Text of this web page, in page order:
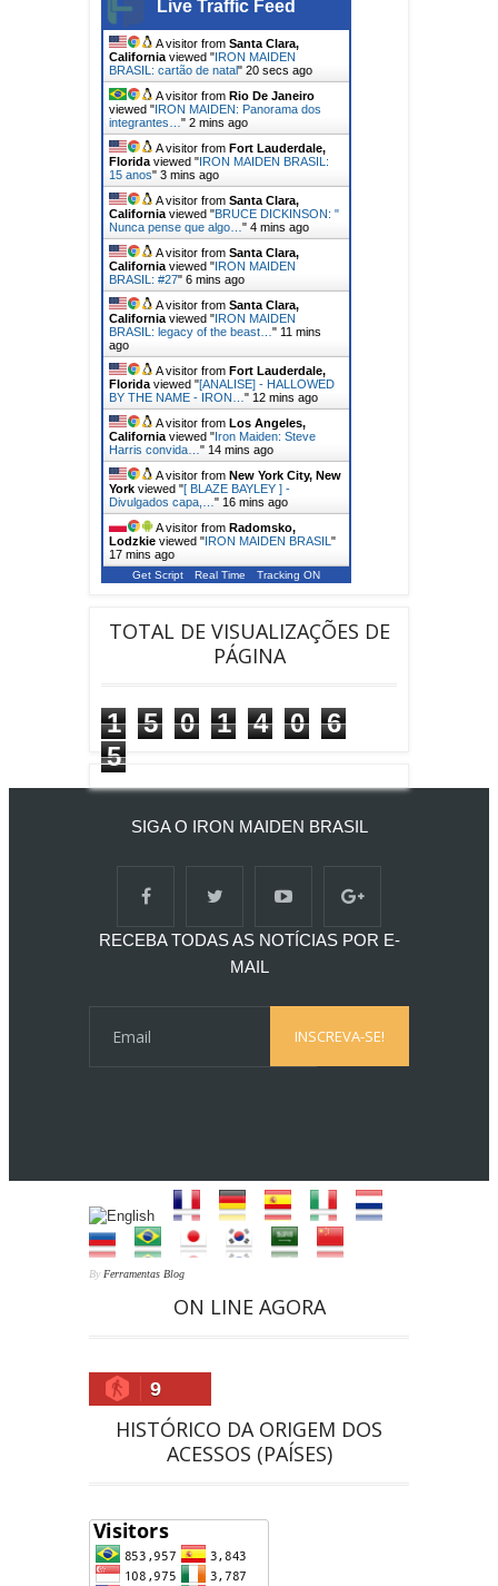
Live Traffic Feed
A visitor from Santa Clara,
California viewed "IRON MAIDEN
BRASIL: cartão de natal" 22 secs ago
A visitor from Rio De Janeiro
viewed "IRON MAIDEN: Panorama dos
integrantes… " 2 mins ago
A visitor from Fort Lauderdale,
Florida viewed "IRON MAIDEN BRASIL:
15 anos" 3 mins ago
A visitor from Santa Clara,
California viewed "BRUCE DICKINSON: "
Nunca pense que algo… " 4 mins ago
A visitor from Santa Clara,
California viewed "IRON MAIDEN
BRASIL: #27" 6 mins ago
A visitor from Santa Clara,
California viewed "IRON MAIDEN
BRASIL: legacy of the beast… " 11 mins
ago
A visitor from Fort Lauderdale,
Florida viewed "[ANALISE] - HALLOWED
BY THE NAME - IRON… " 12 mins ago
A visitor from Los Angeles,
California viewed "Iron Maiden: Steve
Harris convida… " 14 mins ago
A visitor from New York City, New
York viewed "[ BLAZE BAYLEY ] -
Divulgados capa,… " 16 mins ago
A visitor from Radomsko,
Lodzkie viewed "IRON MAIDEN BRASIL "
17 mins ago
Get Script Real Time Tracking ON
TOTAL DE VISUALIZAÇÕES DE
PÁGINA
1 5 0 1 4 0
6
5
SIGA O IRON MAIDEN BRASIL
RECEBA TODAS AS NOTÍCIAS POR E-
MAIL
By Ferramentas Blog
ON LINE AGORA
9
HISTÓRICO DA ORIGEM DOS
ACESSOS (PAÍSES)